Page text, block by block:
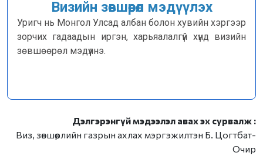
Холбоо барих
Визийн зөвшөөрөл мэдүүлэх
Уригч нь Монгол Улсад албан болон хувийн хэргээр
зорчих гадаадын иргэн, харьяалалгүй хүнд визийн
зөвшөөрөл мэдүүлнэ.
Дэлгэрэнгүй мэдээлэл авах эх сурвалж :
Виз, зөвшөөрлийн газрын ахлах мэргэжилтэн Б. Цогтбат-
Очир